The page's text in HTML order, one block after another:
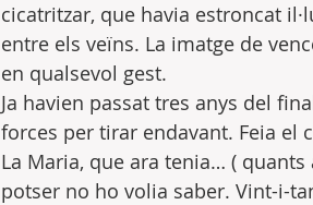
cicatritzar, que havia estroncat
entre els veïns. La imatge de
en qualsevol gest.
Ja havien passat tres anys del
forces per tirar endavant. Feia el
La Maria, que ara tenia… (
potser no ho volia saber. Vint-i-